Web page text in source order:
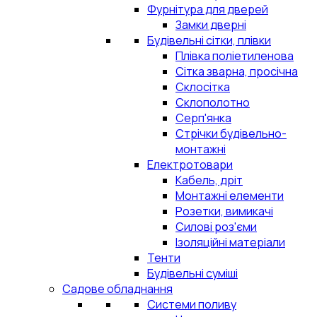
Фурнітура для дверей
Замки дверні
Будівельні сітки, плівки
Плівка поліетиленова
Сітка зварна, просічна
Склосітка
Склополотно
Серп'янка
Стрічки будівельно-
монтажні
Електротовари
Кабель, дріт
Монтажні елементи
Розетки, вимикачі
Силові роз'єми
Ізоляційні матеріали
Тенти
Будівельні суміші
Садове обладнання
Системи поливу